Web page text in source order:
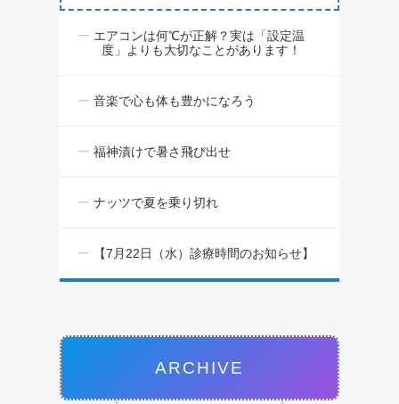
エアコンは何℃が正解？実は「設定温
度」よりも大切なことがあります！
音楽で心も体も豊かになろう
福神漬けで暑さ飛び出せ
ナッツで夏を乗り切れ
【7月22日（水）診療時間のお知らせ】
ARCHIVE